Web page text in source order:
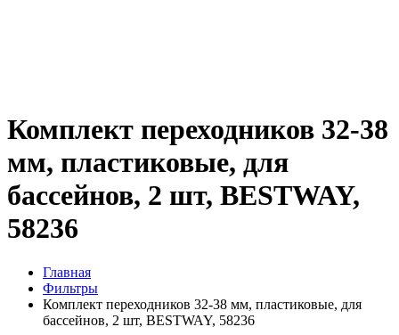
Комплект переходников 32-38
мм, пластиковые, для
бассейнов, 2 шт, BESTWAY,
58236
Главная
Фильтры
Комплект переходников 32-38 мм, пластиковые, для
бассейнов, 2 шт, BESTWAY, 58236